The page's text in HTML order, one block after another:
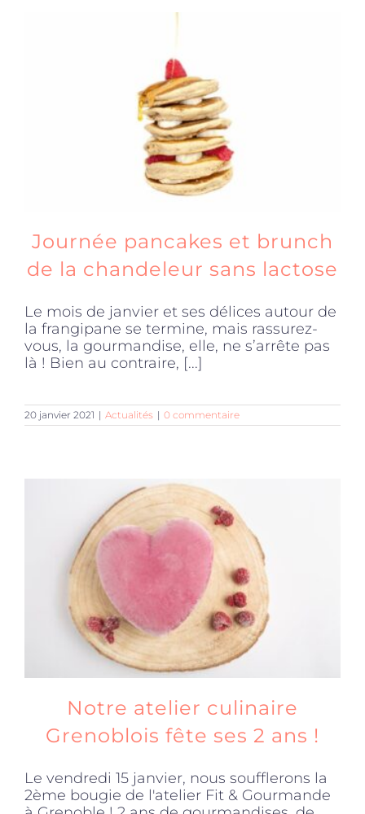
Journée pancakes et brunch
de la chandeleur sans lactose
Le mois de janvier et ses délices autour de
la frangipane se termine, mais rassurez-
vous, la gourmandise, elle, ne s’arrête pas
là ! Bien au contraire, [...]
20 janvier 2021 | Actualités | 0 commentaire
Notre atelier culinaire
Grenoblois fête ses 2 ans !
Le vendredi 15 janvier, nous soufflerons la
2ème bougie de l'atelier Fit & Gourmande